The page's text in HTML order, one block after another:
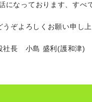
になっております、すべ
ぞよろしくお願い申し上
社長 小島 盛利(護和津)